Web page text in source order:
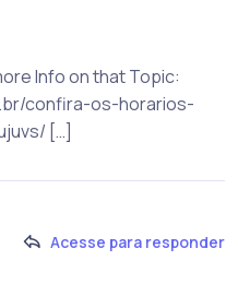
Info on that Topic:
confira-os-horarios-
[…]
Acesse para responder